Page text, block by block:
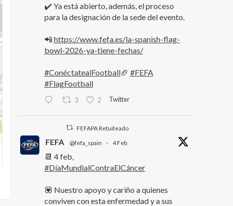
✔️ Ya está abierto, además, el proceso
para la designación de la sede del evento.
📲 https://www.fefa.es/la-spanish-flag-
bowl-2026-ya-tiene-fechas/
#ConéctatealFootball🏈 #FEFA
#FlagFootball
3 2 Twitter
FEFAPA Retuiteado
FEFA @fefa_spain · 4 Feb
📆 4 feb,
#DíaMundialContraElCáncer
💟 Nuestro apoyo y cariño a quienes
conviven con esta enfermedad y a sus